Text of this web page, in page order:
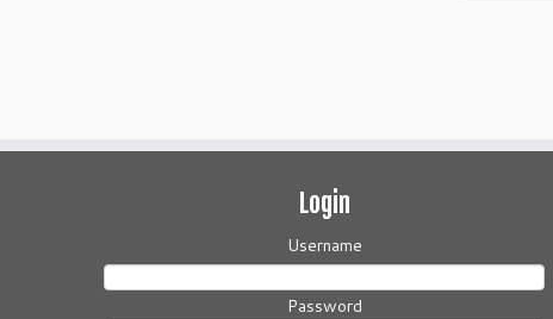
Login
Username
Password